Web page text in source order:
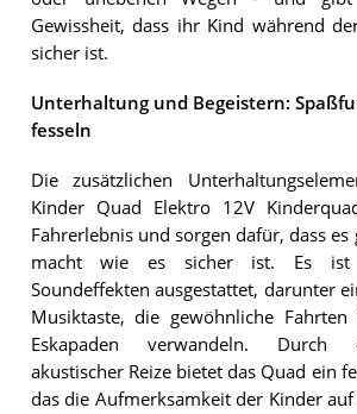
Gewissheit, dass ihr Kind während
sicher ist.
Unterhaltung und Begeistern:
fesseln
Die zusätzlichen
Kinder Quad Elektro 12V
Fahrerlebnis und sorgen dafür, dass es
macht wie es sicher ist. Es ist
Soundeffekten ausgestattet, darunter
Musiktaste, die gewöhnliche
Eskapaden verwandeln. Durch
akustischer Reize bietet das Quad ein
das die Aufmerksamkeit der Kinder